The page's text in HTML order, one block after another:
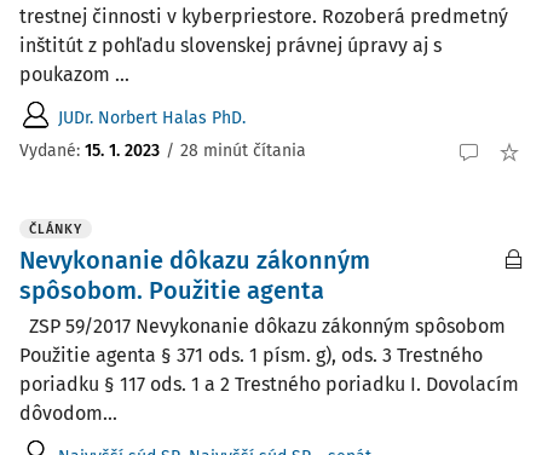
trestnej činnosti v kyberpriestore. Rozoberá predmetný
inštitút z pohľadu slovenskej právnej úpravy aj s
poukazom ...
JUDr. Norbert Halas PhD.
Vydané: 15. 1. 2023 / 28 minút čítania
ČLÁNKY
Nevykonanie dôkazu zákonným
spôsobom. Použitie agenta
ZSP 59/2017 Nevykonanie dôkazu zákonným spôsobom
Použitie agenta § 371 ods. 1 písm. g), ods. 3 Trestného
poriadku § 117 ods. 1 a 2 Trestného poriadku I. Dovolacím
dôvodom...